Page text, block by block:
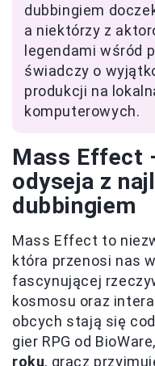
dubbingiem
a niektórzy z
legendami wśród
świadczy o
produkcji na
komputerowych.
Mass Effect
odyseja z
dubbingiem
Mass Effect to
która przenosi nas
fascynującej
kosmosu oraz
obcych stają się
gier RPG od
roku, gracz